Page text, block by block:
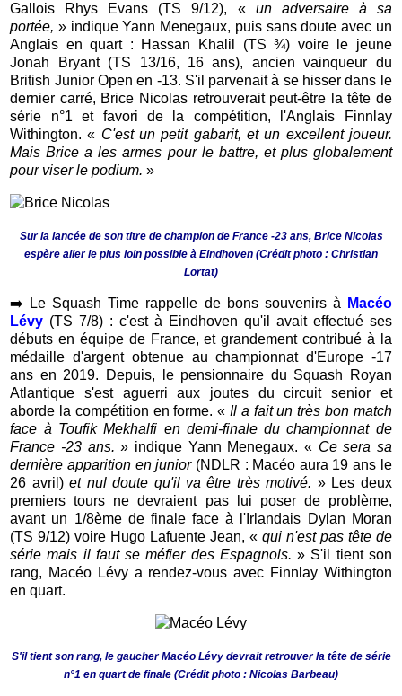
Gallois Rhys Evans (TS 9/12), « un adversaire à sa
portée, » indique Yann Menegaux, puis sans doute avec un
Anglais en quart : Hassan Khalil (TS ¾) voire le jeune
Jonah Bryant (TS 13/16, 16 ans), ancien vainqueur du
British Junior Open en -13. S'il parvenait à se hisser dans le
dernier carré, Brice Nicolas retrouverait peut-être la tête de
série n°1 et favori de la compétition, l'Anglais Finnlay
Withington. « C'est un petit gabarit, et un excellent joueur.
Mais Brice a les armes pour le battre, et plus globalement
pour viser le podium.»
Sur la lancée de son titre de champion de France -23 ans, Brice Nicolas
espère aller le plus loin possible à Eindhoven (Crédit photo : Christian
Lortat)
➡️ Le Squash Time rappelle de bons souvenirs à
Macéo
Lévy (TS 7/8) : c'est à Eindhoven qu'il avait effectué ses
débuts en équipe de France, et grandement contribué à la
médaille d'argent obtenue au championnat d'Europe -17
ans en 2019. Depuis, le pensionnaire du Squash Royan
Atlantique s'est aguerri aux joutes du circuit senior et
aborde la compétition en forme. « Il a fait un très bon match
face à Toufik Mekhalfi en demi-finale du championnat de
France -23 ans.» indique Yann Menegaux. «Ce sera sa
dernière apparition en junior (NDLR : Macéo aura 19 ans le
26 avril)et nul doute qu'il va être très motivé. » Les deux
premiers tours ne devraient pas lui poser de problème,
avant un 1/8ème de finale face à l'Irlandais Dylan Moran
(TS 9/12) voire Hugo Lafuente Jean, « qui n'est pas tête de
série mais il faut se méfier des Espagnols.» S'il tient son
rang, Macéo Lévy a rendez-vous avec Finnlay Withington
en quart.
S'il tient son rang, le gaucher Macéo Lévy devrait retrouver la tête de série
n°1 en quart de finale (Crédit photo : Nicolas Barbeau)